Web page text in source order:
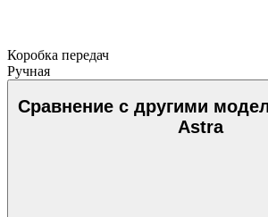
Коробка передач
Ручная
Сравнение с другими
Astra